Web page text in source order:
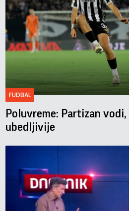
FUDBAL
Poluvreme: Partizan
ubedljivije